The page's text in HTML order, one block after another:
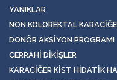
YANIKLAR
NON KOLOREKTAL
DONÖR AKSIYON PROGRAMI
CERRAHI DIKIŞLER
KARACIĞER KIST HIDATIK